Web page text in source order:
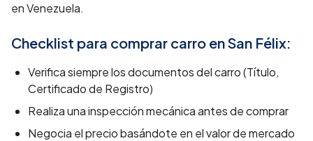
en Venezuela.
Checklist para comprar carro enSan Félix:
Verifica siempre los documentos del carro (Título,
Certificado de Registro)
Realiza una inspección mecánica antes de comprar
Negocia el precio basándote en el valor de mercado